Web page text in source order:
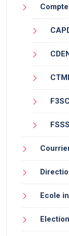
Ecole